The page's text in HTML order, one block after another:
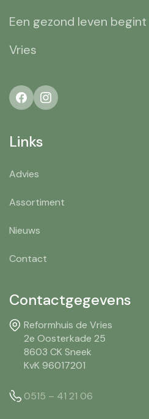
Een gezond leven
Vries
Links
Advies
Assortiment
Nieuws
Contact
Contactgegevens
Reformhuis de Vries
2e Oosterkade 25
8603 CK Sneek
KvK 96017201
0515 – 41 21 06